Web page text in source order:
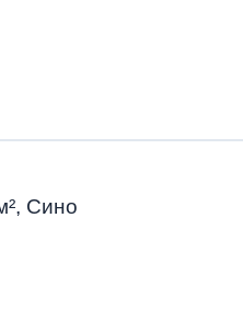
Сино